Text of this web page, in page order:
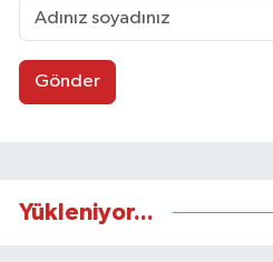
Gönder
Yükleniyor...